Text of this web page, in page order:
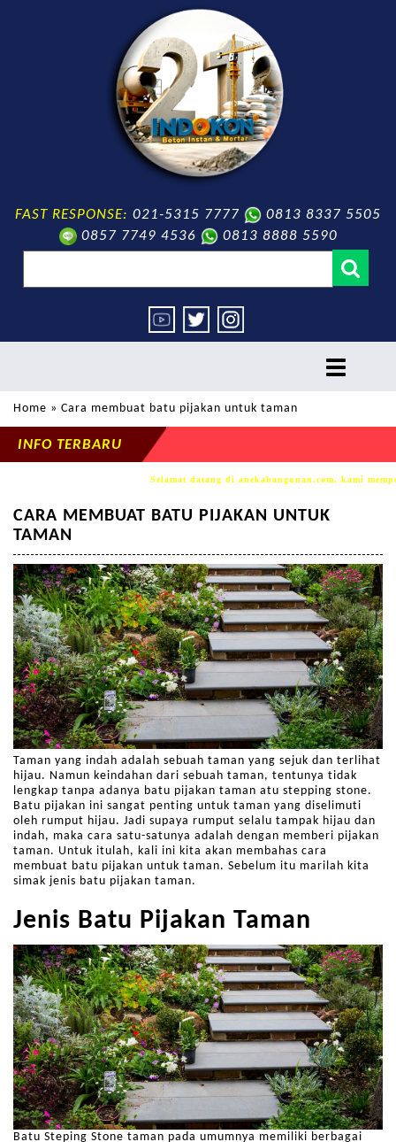
FAST RESPONSE: 021-5315 7777
0813 8337 5505
0857 7749 4536
0813 8888 5590
toggle
Home » Cara membuat batu pijakan untuk taman
INFO TERBARU
Selamat datang di anekabangunan.com, kami
CARA MEMBUAT BATU PIJAKAN UNTUK
TAMAN
Taman yang indah adalah sebuah taman yang sejuk dan terlihat
hijau. Namun keindahan dari sebuah taman, tentunya tidak
lengkap tanpa adanya batu pijakan taman atu stepping stone.
Batu pijakan ini sangat penting untuk taman yang diselimuti
oleh rumput hijau. Jadi supaya rumput selalu tampak hijau dan
indah, maka cara satu-satunya adalah dengan memberi pijakan
taman. Untuk itulah, kali ini kita akan membahas cara
membuat batu pijakan untuk taman. Sebelum itu marilah kita
simak jenis batu pijakan taman.
Jenis Batu Pijakan Taman
Batu Steping Stone taman pada umumnya memiliki berbagai